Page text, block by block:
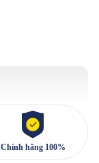
Chính hãng 100%